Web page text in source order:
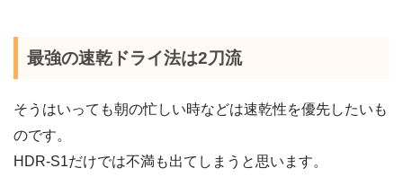
最強の速乾ドライ法は2刀流
そうはいっても朝の忙しい時などは速乾性を優先したいも
のです。
HDR-S1だけでは不満も出てしまうと思います。